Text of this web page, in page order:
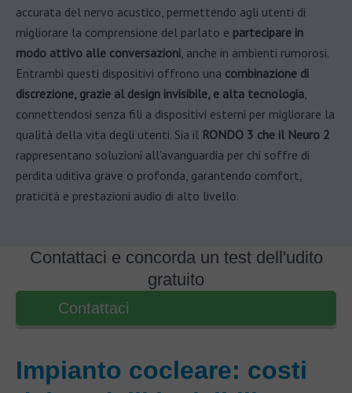
accurata del nervo acustico, permettendo agli utenti di
migliorare la comprensione del parlato e partecipare in
modo attivo alle conversazioni, anche in ambienti rumorosi.
Entrambi questi dispositivi offrono una combinazione di
discrezione, grazie al design invisibile, e alta tecnologia,
connettendosi senza fili a dispositivi esterni per migliorare la
qualità della vita degli utenti. Sia il RONDO 3 che il Neuro 2
rappresentano soluzioni all’avanguardia per chi soffre di
perdita uditiva grave o profonda, garantendo comfort,
praticità e prestazioni audio di alto livello.
Contattaci e concorda un test dell'udito
gratuito
Contattaci
Impianto cocleare: costi